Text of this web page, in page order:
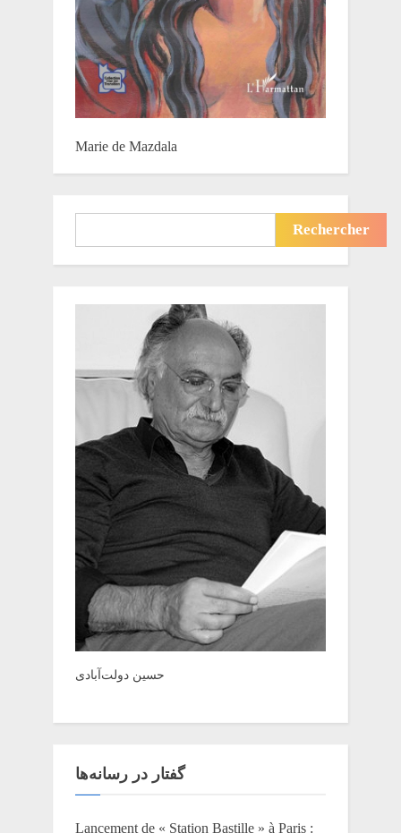
Marie de Mazdala
Rechercher
حسین دولت‌آبادی
گفتار در رسانه‌ها
Lancement de « Station Bastille » à Paris :